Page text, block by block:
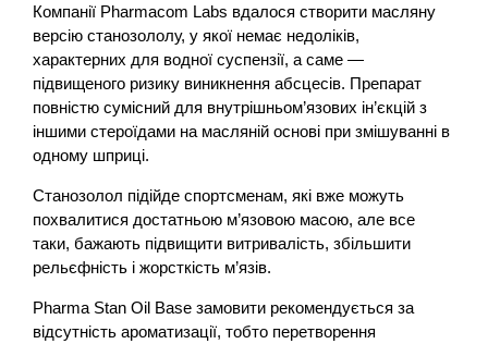
Компанії Pharmacom Labs вдалося створити масляну
версію станозололу, у якої немає недоліків,
характерних для водної суспензії, а саме —
підвищеного ризику виникнення абсцесів. Препарат
повністю сумісний для внутрішньом’язових ін’єкцій з
іншими стероїдами на масляній основі при змішуванні в
одному шприці.
Станозолол підійде спортсменам, які вже можуть
похвалитися достатньою м’язовою масою, але все
таки, бажають підвищити витривалість, збільшити
рельєфність і жорсткість м’язів.
Pharma Stan Oil Base замовити рекомендується за
відсутність ароматизації, тобто перетворення